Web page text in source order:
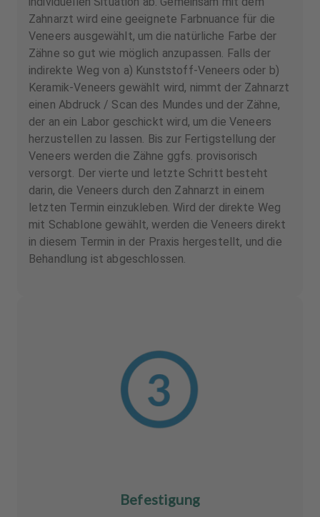
Zahnarzt wird eine geeignete Farbnuance für die
Veneers ausgewählt, um die natürliche Farbe der
Zähne so gut wie möglich anzupassen. Falls der
indirekte Weg von a) Kunststoff-Veneers oder b)
Keramik-Veneers gewählt wird, nimmt der Zahnarzt
einen Abdruck / Scan des Mundes und der Zähne,
der an ein Labor geschickt wird, um die Veneers
herzustellen zu lassen. Bis zur Fertigstellung der
Veneers werden die Zähne ggfs. provisorisch
versorgt. Der vierte und letzte Schritt besteht
darin, die Veneers durch den Zahnarzt in einem
letzten Termin einzukleben. Wird der direkte Weg
mit Schablone gewählt, werden die Veneers direkt
in diesem Termin in der Praxis hergestellt, und die
Behandlung ist abgeschlossen.
Befestigung